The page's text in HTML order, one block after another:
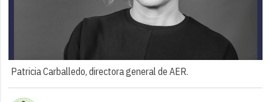
Patricia Carballedo, directora general de AER.